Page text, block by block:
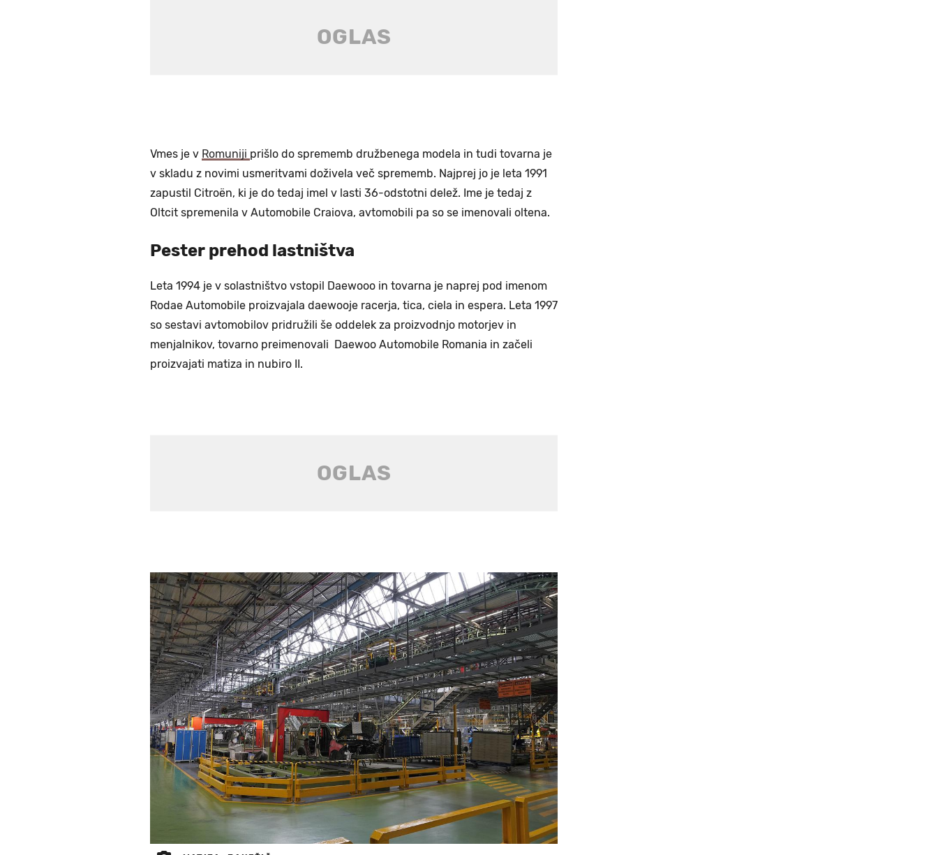
Vmes je v Romuniji prišlo do sprememb družbenega modela in tudi tovarna je
v skladu z novimi usmeritvami doživela več sprememb. Najprej jo je leta 1991
zapustil Citroën, ki je do tedaj imel v lasti 36-odstotni delež. Ime je tedaj z
Oltcit spremenila v Automobile Craiova, avtomobili pa so se imenovali oltena.
Pester prehod lastništva
Leta 1994 je v solastništvo vstopil Daewooo in tovarna je naprej pod imenom
Rodae Automobile proizvajala daewooje racerja, tica, ciela in espera. Leta 1997
so sestavi avtomobilov pridružili še oddelek za proizvodnjo motorjev in
menjalnikov, tovarno preimenovali Daewoo Automobile Romania in začeli
proizvajati matiza in nubiro II.